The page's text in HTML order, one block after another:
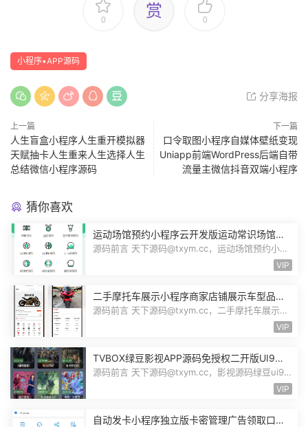
0 赏 0
小程序▪APP源码
分享海报
上一篇
人生盲盒小程序人生重开模拟器
天赋抽卡人生重来人生选择人生
总结微信小程序源码
下一篇
口令取图小程序自媒体壁纸变现
Uniapp前端WordPress后端自带
流量主微信抖音双端小程序
猜你喜欢
运动场馆预约小程序云开发版运动常识场馆动
态羽毛球健身房乒乓球预约管理预约凭证源码
源码前言 天下源码@txym.cc，运动场馆预约小程
VIP
二手摩托车展示小程序商家店铺展示车型品牌
管理摩托车信息发布用户交互联系源码
源码前言 天下源码@txym.cc，二手摩托车展示小
VIP
TVBOX绿豆影视APP源码免授权二开版UI9影
视排行榜TV端手机端完整版源码追剧影视
源码前言 天下源码@txym.cc，影视源码绿豆ui9
VIP
自动发卡小程序独立版卡密管理广告领取口令